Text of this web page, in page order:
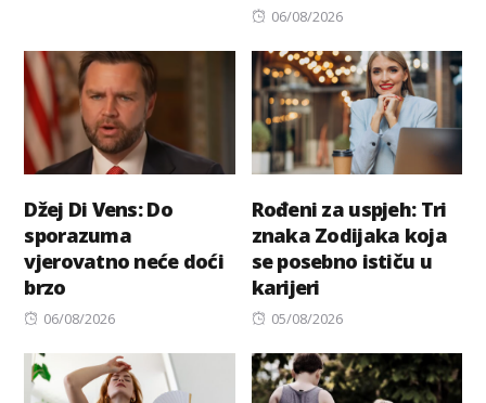
Posted
06/08/2026
Džej Di Vens: Do
sporazuma
vjerovatno neće doći
brzo
Posted
06/08/2026
Rođeni za uspjeh: Tri
znaka Zodijaka koja
se posebno ističu u
karijeri
Posted
05/08/2026